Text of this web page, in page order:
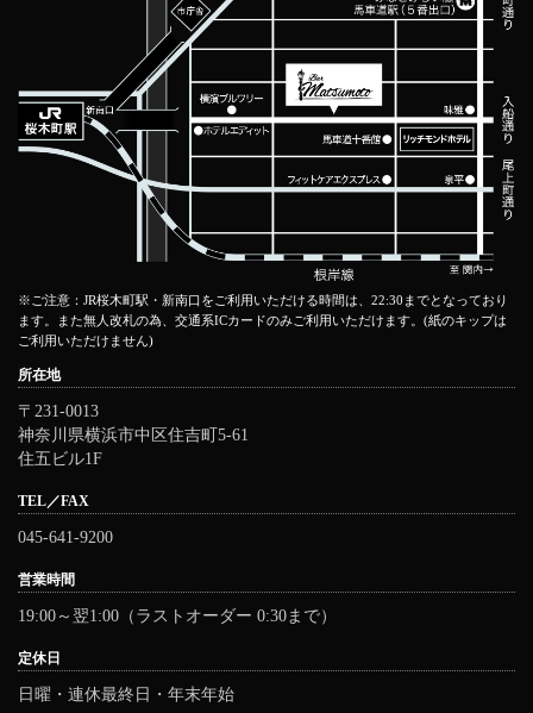
※ご注意：JR桜木町駅・新南口をご利用いただける時間は、22:30までとなっており
ます。また無人改札の為、交通系ICカードのみご利用いただけます。(紙のキップは
ご利用いただけません)
所在地
〒231-0013
神奈川県横浜市中区住吉町5-61
住五ビル1F
TEL／FAX
045-641-9200
営業時間
19:00～翌1:00（ラストオーダー 0:30まで）
定休日
日曜・連休最終日・年末年始